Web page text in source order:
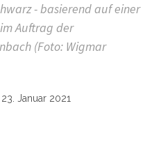
- basierend auf einer
Auftrag der
(Foto: Wigmar
23. Januar 2021